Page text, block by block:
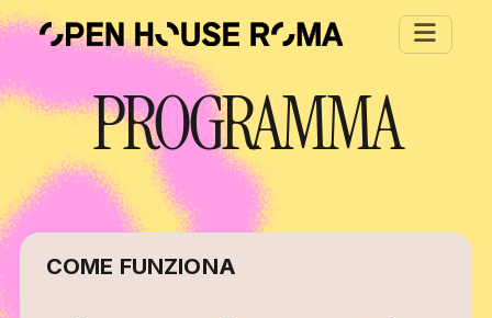
Salta al contenuto principale
PROGRAMMA
COME FUNZIONA